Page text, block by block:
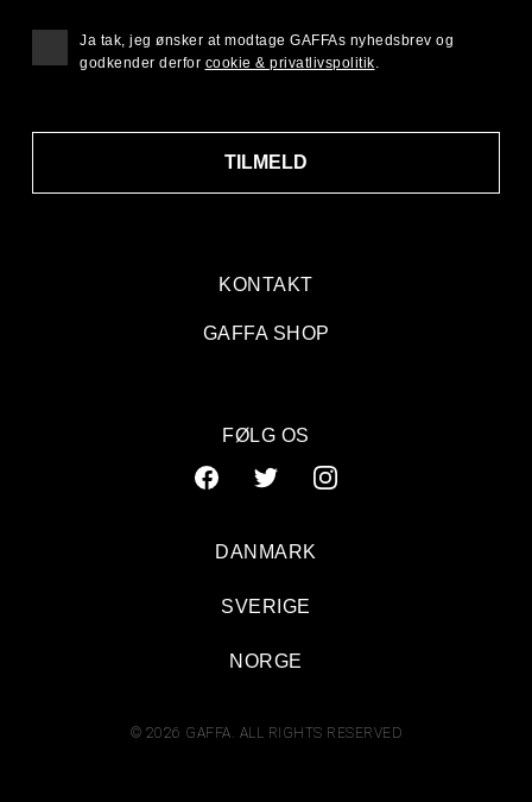
KONTAKT
GAFFA SHOP
TILMELD
Ja tak, jeg ønsker at modtage GAFFAs nyhedsbrev og
godkender derfor cookie & privatlivspolitik.
FØLG OS
© 2026 GAFFA. ALL RIGHTS RESERVED
DANMARK
SVERIGE
NORGE